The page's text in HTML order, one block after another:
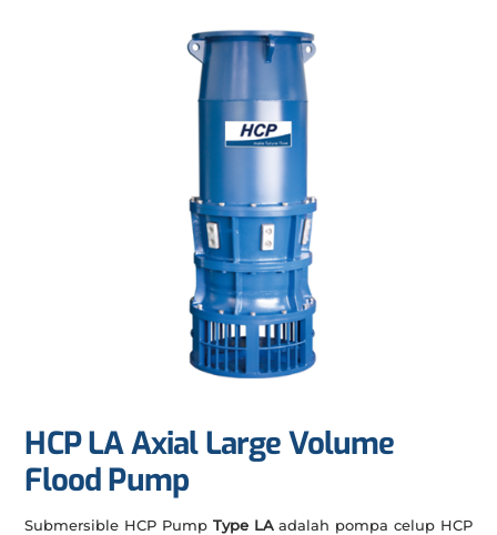
HCP LA Axial Large Volume
Flood Pump
Submersible HCP Pump Type LAadalah pompa celup HCP